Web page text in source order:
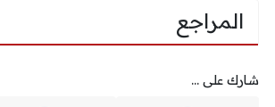
المراجع
شارك على ...